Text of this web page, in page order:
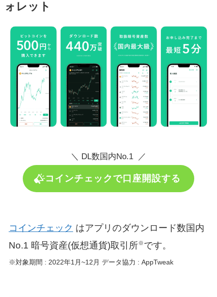
ォレット
＼ DL数国内No.1 ／
コインチェックで口座開設する
コインチェック はアプリのダウンロード数国内
No.1 暗号資産(仮想通貨)取引所※です。
※対象期間 : 2022年1月~12月 データ協力 : AppTweak